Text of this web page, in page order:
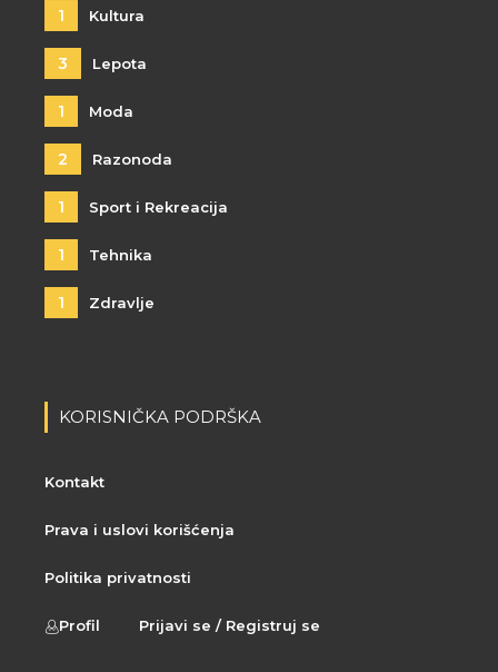
1 Kultura
3 Lepota
1 Moda
2 Razonoda
1 Sport i Rekreacija
1 Tehnika
1 Zdravlje
KORISNIČKA PODRŠKA
Kontakt
Prava i uslovi korišćenja
Politika privatnosti
Profil Prijavi se / Registruj se